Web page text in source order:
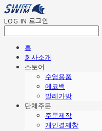
LOG IN 로그인
홈
회사소개
스토어
수영용품
에코백
발레가방
단체주문
주문제작
개인결제창